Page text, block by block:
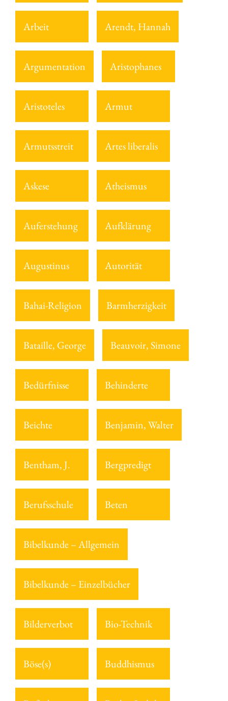
Arbeit Arendt, Hannah
Argumentation Aristophanes
Aristoteles Armut
Armutsstreit Artes liberalis
Askese Atheismus
Auferstehung Aufklärung
Augustinus Autorität
Bahai-Religion Barmherzigkeit
Bataille, George Beauvoir, Simone
Bedürfnisse Behinderte
Beichte Benjamin, Walter
Bentham, J. Bergpredigt
Berufsschule Beten
Bibelkunde – Allgemein
Bibelkunde – Einzelbücher
Bilderverbot Bio-Technik
Böse(s) Buddhismus